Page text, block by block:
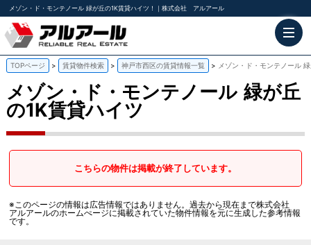
メゾン・ド・モンテノール 緑が丘の1K賃貸ハイツ！｜株式会社 アルアール
TOPページ 賃貸物件検索 神戸市西区の賃貸情報一覧 メゾン・ド・モンテノール
メゾン・ド・モンテノール 緑が丘
の1K賃貸ハイツ
こちらの物件は掲載が終了しています。
※このページの情報は広告情報ではありません。過去から現在まで株式会社
アルアールのホームぺージに掲載されていた物件情報を元に生成した参考情報
です。